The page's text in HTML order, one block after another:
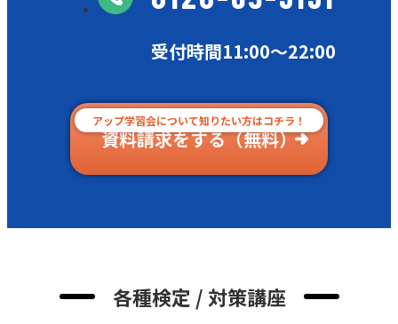
受付時間11:00〜22:00
アップ学習会について知りたい方はコチラ！
資料請求をする（無料）
各種検定 / 対策講座